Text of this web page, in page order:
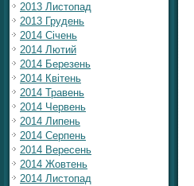
2013 Листопад
2013 Грудень
2014 Січень
2014 Лютий
2014 Березень
2014 Квітень
2014 Травень
2014 Червень
2014 Липень
2014 Серпень
2014 Вересень
2014 Жовтень
2014 Листопад